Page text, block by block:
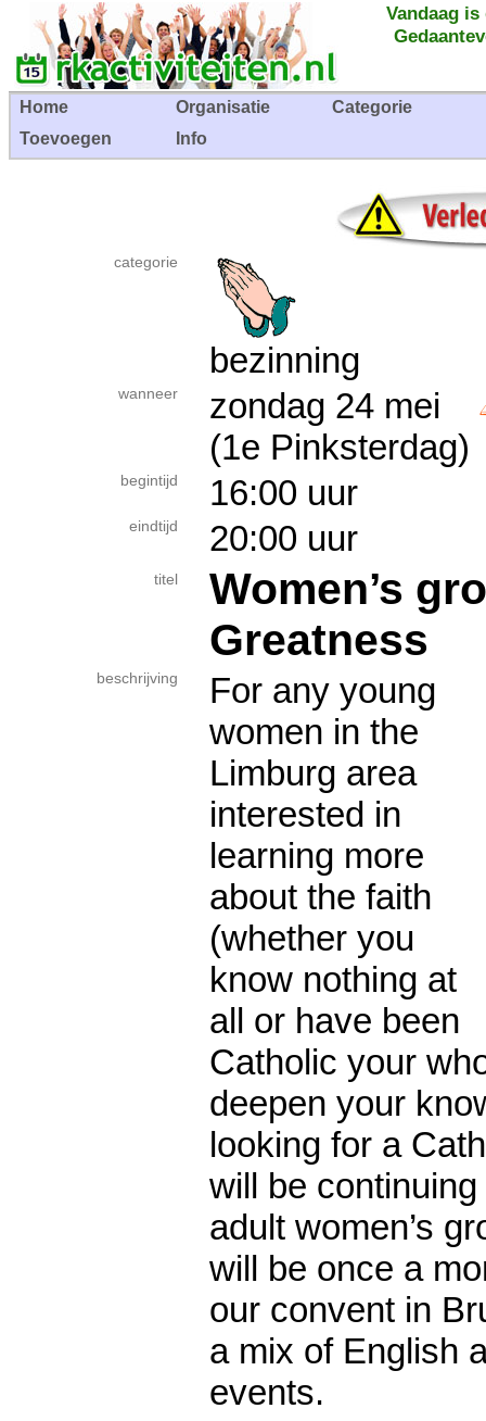
Vandaag
Home Organisatie
Categorie
Toevoegen
Info
categorie
bezinning
wanneer
zondag 24 mei
(1e Pinksterdag)
begintijd 16:00 uur
eindtijd 20:00 uur
titel
Women’s
Greatness
beschrijving
For any young
women in the
Limburg area
interested in
learning more
about the faith
(whether you
know nothing at
all or have been
Catholic your
deepen your
looking for a
will be
adult women’s
will be once a
our convent in
a mix of English
events.